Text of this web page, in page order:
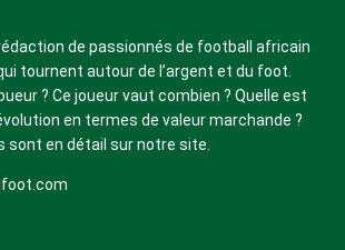
de passionnés de football africain
tournent autour de l’argent et du foot.
? Ce joueur vaut combien ? Quelle est
en termes de valeur marchande ?
sont en détail sur notre site.